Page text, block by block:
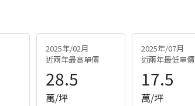
2025年/02月
近兩年最高單價
28.5
萬/坪
2025年/07月
近兩年最低單價
17.5
萬/坪